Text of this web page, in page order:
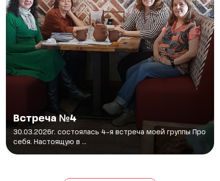
Встреча №4
30.03.2026г. состоялась 4-я встреча моей группы Про
себя. Настоящую в ...